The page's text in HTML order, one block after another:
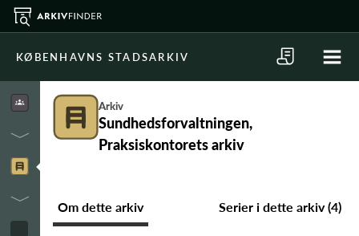
KØBENHAVNS STADSARKIV
Arkiv
Sundhedsforvaltningen,
Praksiskontorets arkiv
Om dette arkiv Serier i dette arkiv (4)